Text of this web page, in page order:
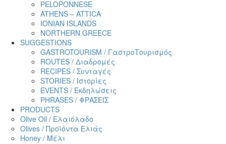
PELOPONNESE
ATHENS – ATTICA
IONIAN ISLANDS
NORTHERN GREECE
SUGGESTIONS
GASTROTOURISM / ΓαστροTουρισμός
ROUTES / Διαδρομές
RECIPES / Συνταγές
STORIES / Ιστορίες
EVENTS / Εκδηλώσεις
PHRASES / ΦΡΑΣΕΙΣ
PRODUCTS
Olive Oil / Ελαιόλαδο
Olives / Προϊόντα Ελιάς
Honey / Μέλι